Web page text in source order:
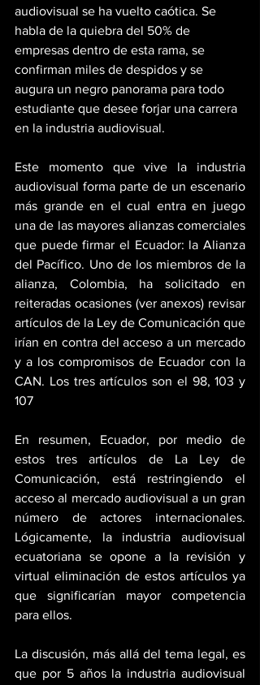
audiovisual se ha vuelto caótica. Se
habla de la quiebra del 50% de
empresas dentro de esta rama, se
confirman miles de despidos y se
augura un negro panorama para todo
estudiante que desee forjar una carrera
en la industria audiovisual.
Este momento que vive la industria
audiovisual forma parte de un escenario
más grande en el cual entra en juego
una de las mayores alianzas comerciales
que puede firmar el Ecuador: la Alianza
del Pacífico. Uno de los miembros de la
alianza, Colombia, ha solicitado en
reiteradas ocasiones (ver anexos) revisar
artículos de la Ley de Comunicación que
irían en contra del acceso a un mercado
y a los compromisos de Ecuador con la
CAN. Los tres artículos son el 98, 103 y
107
En resumen, Ecuador, por medio de
estos tres artículos de La Ley de
Comunicación, está restringiendo el
acceso al mercado audiovisual a un gran
número de actores internacionales.
Lógicamente, la industria audiovisual
ecuatoriana se opone a la revisión y
virtual eliminación de estos artículos ya
que significarían mayor competencia
para ellos.
La discusión, más allá del tema legal, es
que por 5 años la industria audiovisual